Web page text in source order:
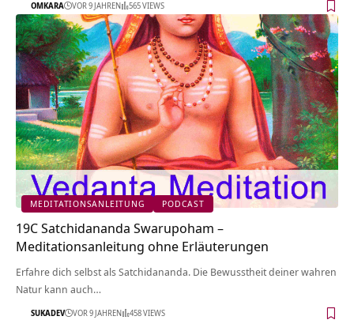
OMKARA VOR 9 JAHREN 565 VIEWS
MEDITATIONSANLEITUNG PODCAST
19C Satchidananda Swarupoham –
Meditationsanleitung ohne Erläuterungen
Erfahre dich selbst als Satchidananda. Die Bewusstheit deiner wahren
Natur kann auch…
SUKADEV VOR 9 JAHREN 458 VIEWS